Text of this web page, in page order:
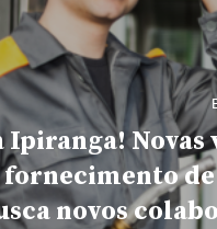
Ipiranga! Novas
novos